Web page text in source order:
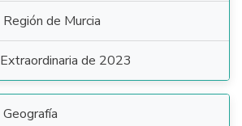
Región de Murcia
Extraordinaria de 2023
Geografía